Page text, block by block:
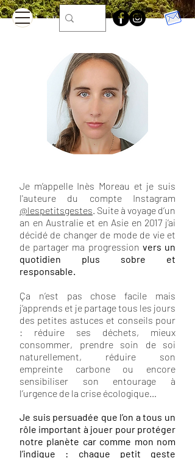
Qui suis-
je ?
Je m’appelle Inès Moreau et je suis
l'auteure du compte Instagram
@lespetitsgestes. Suite à voyage d’un
an en Australie et en Asie en 2017 j’ai
décidé de changer de mode de vie et
de partager ma progression vers un
quotidien plus sobre et
responsable.
Ça n’est pas chose facile mais
j’apprends et je partage tous les jours
des petites astuces et conseils pour
: réduire ses déchets, mieux
consommer, prendre soin de soi
naturellement, réduire son
empreinte carbone ou encore
sensibiliser son entourage à
l’urgence de la crise écologique…
Je suis persuadée que l’on a tous un
rôle important à jouer pour protéger
notre planète car comme mon nom
l’indique : chaque petit geste